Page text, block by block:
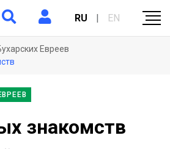
RU | EN
Евреев
знакомств